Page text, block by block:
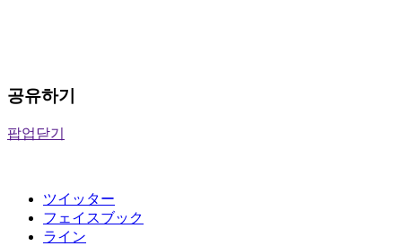
공유하기
팝업닫기
ツイッター
フェイスブック
ライン